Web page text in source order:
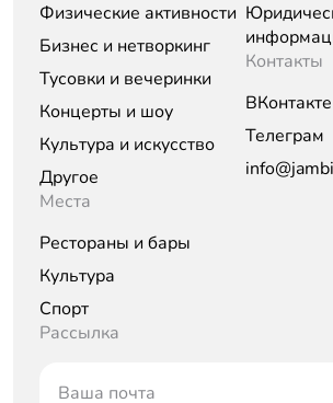
Физические активности
Бизнес и нетворкинг
Тусовки и вечеринки
Концерты и шоу
Культура и искусство
Другое
Места
Рестораны и бары
Культура
Спорт
Контакты
ВКонтакте
Телеграм
Рассылка
Ваша почта